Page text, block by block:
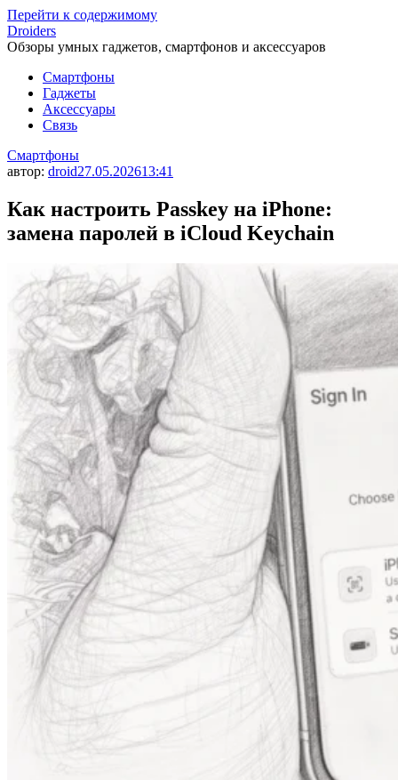
Перейти к содержимому
Droiders
Обзоры умных гаджетов, смартфонов и аксессуаров
Смартфоны
Гаджеты
Аксессуары
Связь
Смартфоны
автор: droid27.05.202613:41
Как настроить Passkey на iPhone:
замена паролей в iCloud Keychain